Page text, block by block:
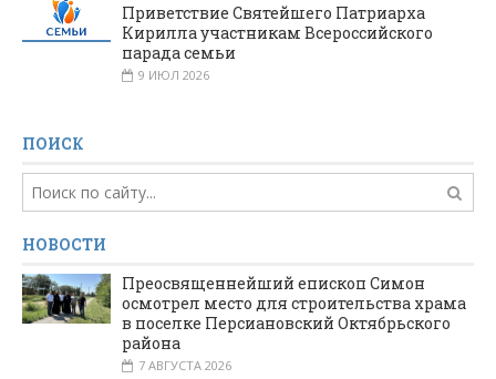
Приветствие Святейшего Патриарха
Кирилла участникам Всероссийского
парада семьи
9 ИЮЛ 2026
ПОИСК
НОВОСТИ
Преосвященнейший епископ Симон
осмотрел место для строительства храма
в поселке Персиановский Октябрьского
района
7 АВГУСТА 2026